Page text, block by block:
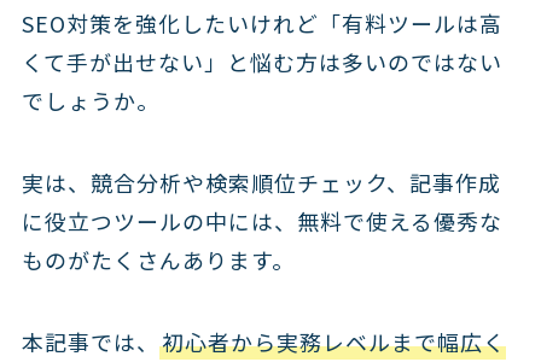
SEO対策を強化したいけれど「有料ツールは高
くて手が出せない」と悩む方は多いのではない
でしょうか。
実は、競合分析や検索順位チェック、記事作成
に役立つツールの中には、無料で使える優秀な
ものがたくさんあります。
本記事では、 初心者から実務レベルまで幅広く